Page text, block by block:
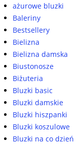
ażurowe bluzki
Baleriny
Bestsellery
Bielizna
Bielizna damska
Biustonosze
Biżuteria
Bluzki basic
Bluzki damskie
Bluzki hiszpanki
Bluzki koszulowe
Bluzki na co dzień